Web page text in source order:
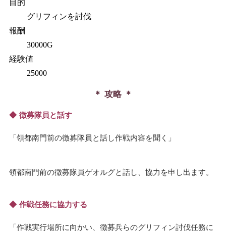
目的
グリフィンを討伐
報酬
30000G
経験値
25000
攻略
徴募隊員と話す
領都南門前の徴募隊員と話し作戦内容を聞く
領都南門前の徴募隊員ゲオルグと話し、協力を申し出ます。
作戦任務に協力する
作戦実行場所に向かい、徴募兵らのグリフィン討伐任務に